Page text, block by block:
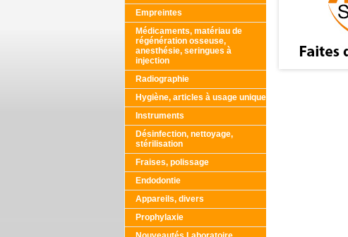
Empreintes
Médicaments, matériau de
régénération osseuse,
anesthésie, seringues à
injection
Radiographie
Hygiène, articles à usage unique
Instruments
Désinfection, nettoyage,
stérilisation
Fraises, polissage
Endodontie
Appareils, divers
Prophylaxie